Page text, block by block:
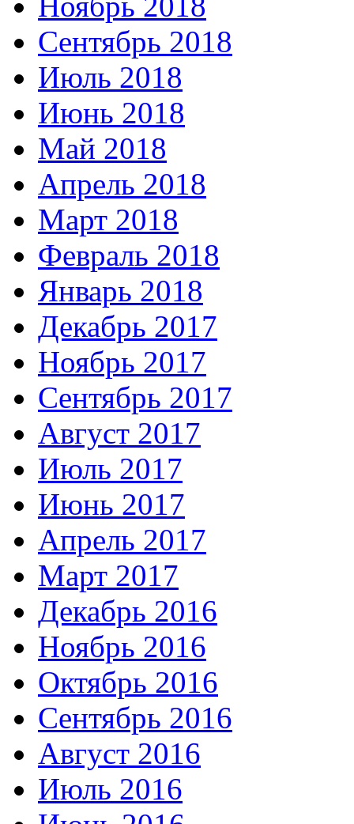
Сентябрь 2018
Июль 2018
Июнь 2018
Май 2018
Апрель 2018
Март 2018
Февраль 2018
Январь 2018
Декабрь 2017
Ноябрь 2017
Сентябрь 2017
Август 2017
Июль 2017
Июнь 2017
Апрель 2017
Март 2017
Декабрь 2016
Ноябрь 2016
Октябрь 2016
Сентябрь 2016
Август 2016
Июль 2016